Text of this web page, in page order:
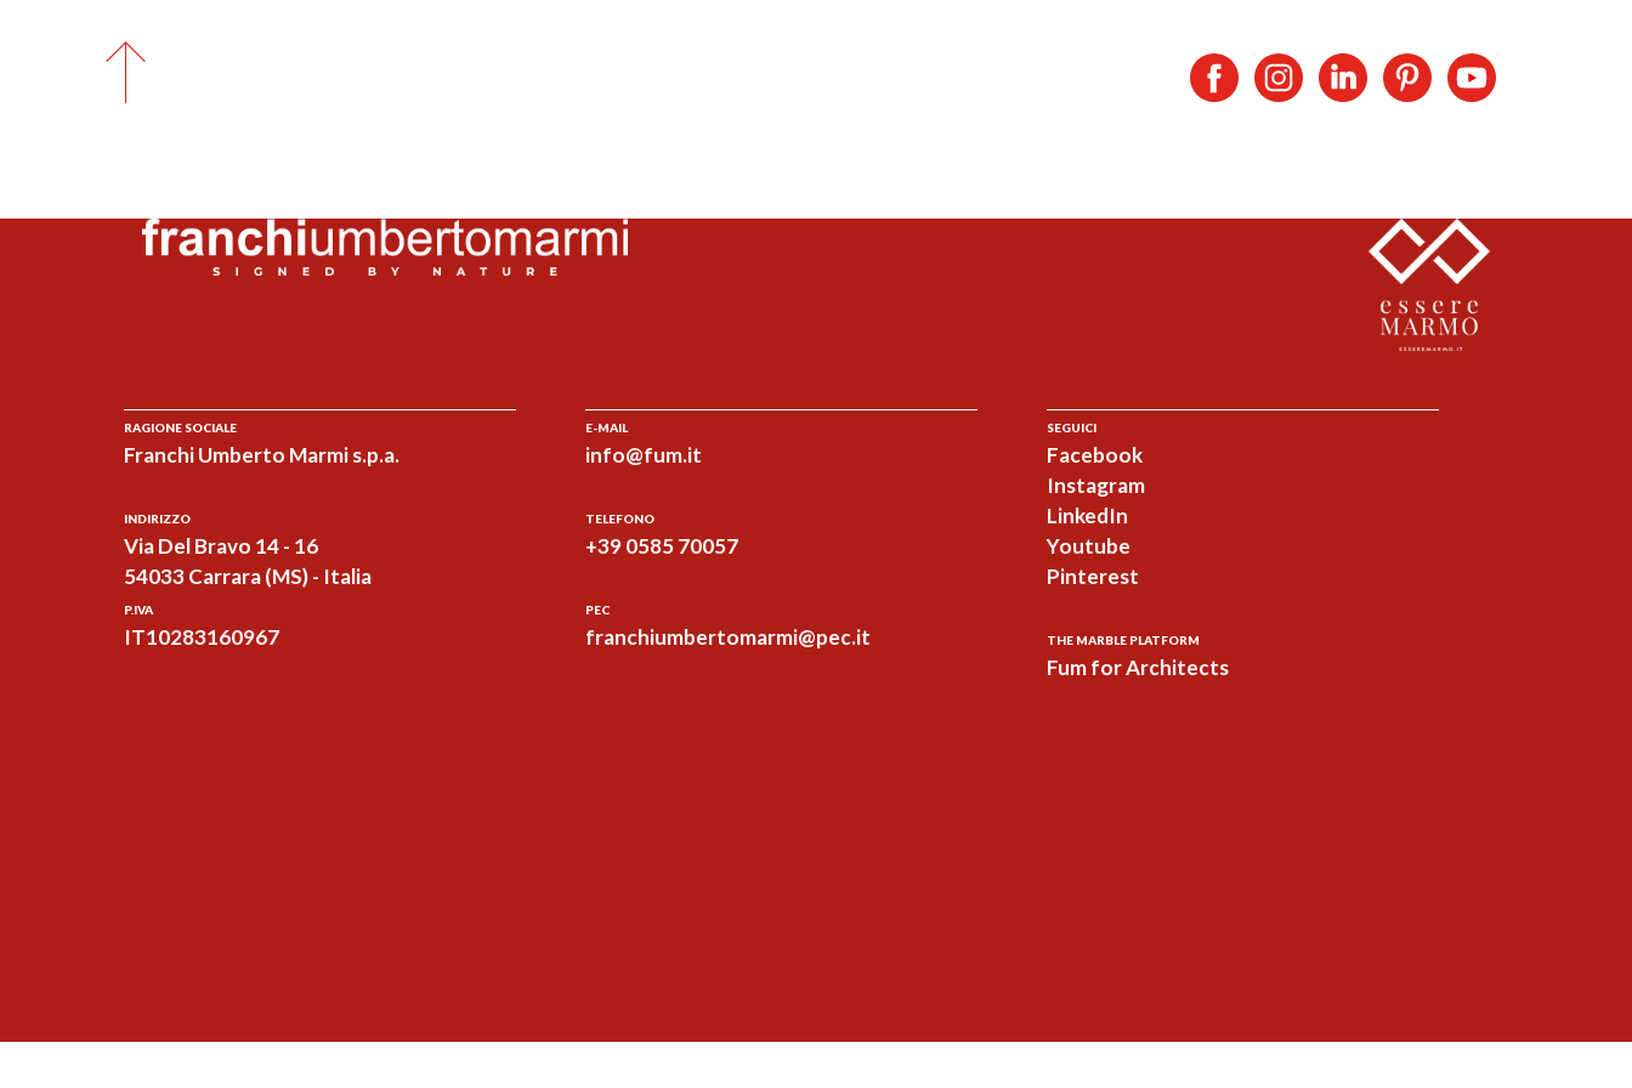
RAGIONE SOCIALE
Franchi Umberto Marmi s.p.a.
INDIRIZZO
Via Del Bravo 14 - 16
54033 Carrara (MS) - Italia
P.IVA
IT10283160967
E-MAIL
info@fum.it
TELEFONO
+39 0585 70057
PEC
franchiumbertomarmi@pec.it
SEGUICI
Facebook
Instagram
LinkedIn
Youtube
Pinterest
THE MARBLE PLATFORM
Fum for Architects